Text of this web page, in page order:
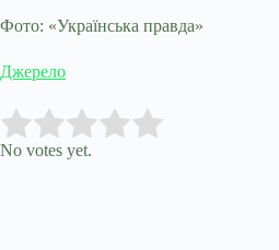
Фото: «Українська правда»
Джерело
Rate this item:
No votes yet.